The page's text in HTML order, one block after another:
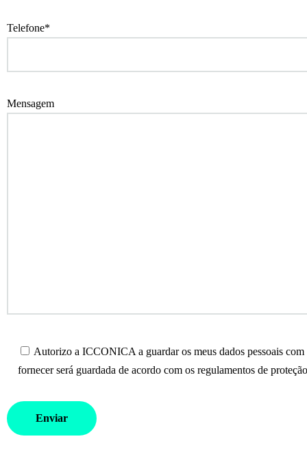
Telefone*
Mensagem
Autorizo a ICCONICA a guardar os meus dados pessoais
fornecer será guardada de acordo com os regulamentos de